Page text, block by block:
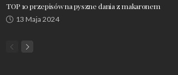
TOP 10 przepisów na pyszne dania z makaronem
13 Maja 2024